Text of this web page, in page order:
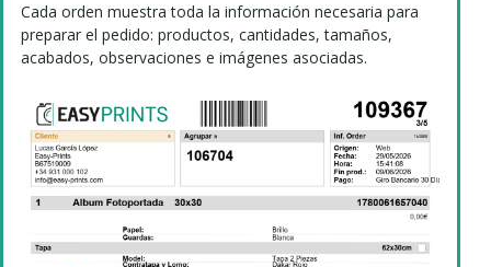
Cada orden muestra toda la información necesaria para
preparar el pedido: productos, cantidades, tamaños,
acabados, observaciones e imágenes asociadas.